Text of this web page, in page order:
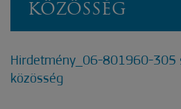
KÖZÖSSÉG
Hirdetmény_06-801960-305
közösség